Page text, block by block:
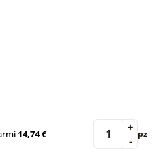
14,74 € -
+ pz